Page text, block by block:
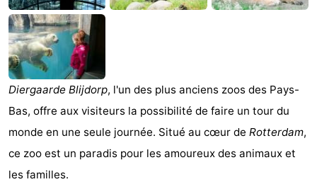
Monuments
-
Points
de
vue
Attractions
-
Croisières
-
de
Aires
Centres
Diergaarde Blijdorp, l'un des plus anciens zoos des Pays-
Bas, offre aux visiteurs la possibilité de faire un tour du
monde en une seule journée. Situé au cœur de Rotterdam,
ce zoo est un paradis pour les amoureux des animaux et
les familles.